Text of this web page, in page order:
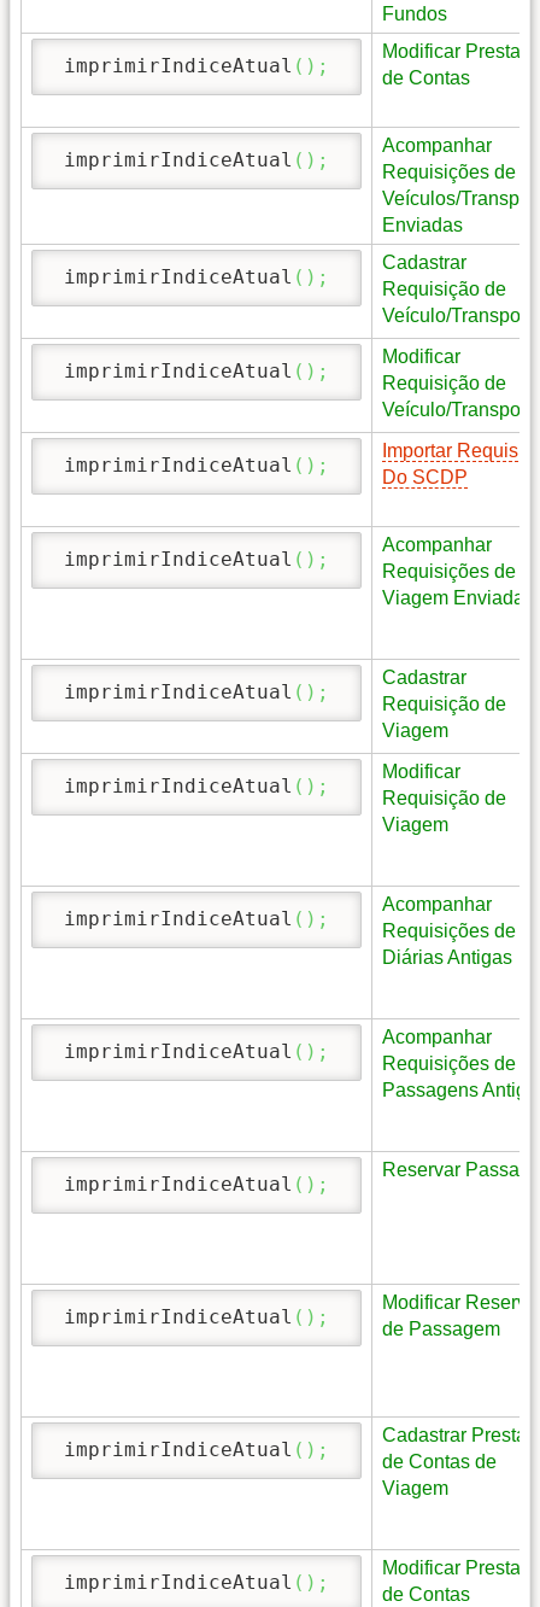
Fundos
imprimirIndiceAtual ( ) ;
Modificar
de Contas
imprimirIndiceAtual ( ) ;
Acompanhar
Requisições de
Veículos/
Enviadas
imprimirIndiceAtual ( ) ;
Cadastrar
Requisição de
Veículo/
imprimirIndiceAtual ( ) ;
Modificar
Requisição de
Veículo/
imprimirIndiceAtual ( ) ;
Importar
Do SCDP
imprimirIndiceAtual ( ) ;
Acompanhar
Requisições de
Viagem Enviadas
imprimirIndiceAtual ( ) ;
Cadastrar
Requisição de
Viagem
imprimirIndiceAtual ( ) ;
Modificar
Requisição de
Viagem
imprimirIndiceAtual ( ) ;
Acompanhar
Requisições de
Diárias Antigas
imprimirIndiceAtual ( ) ;
Acompanhar
Requisições de
Passagens
imprimirIndiceAtual ( ) ;
Reservar
imprimirIndiceAtual ( ) ;
Modificar Reserva
de Passagem
imprimirIndiceAtual ( ) ;
Cadastrar
de Contas de
Viagem
imprimirIndiceAtual ( ) ;
Modificar
de Contas